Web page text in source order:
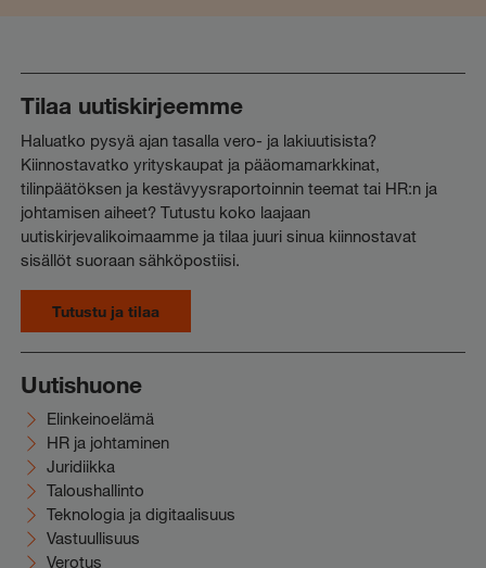
Tilaa uutiskirjeemme
Haluatko pysyä ajan tasalla vero- ja lakiuutisista?
Kiinnostavatko yrityskaupat ja pääomamarkkinat,
tilinpäätöksen ja kestävyysraportoinnin teemat tai HR:n ja
johtamisen aiheet? Tutustu koko laajaan
uutiskirjevalikoimaamme ja tilaa juuri sinua kiinnostavat
sisällöt suoraan sähköpostiisi.
Tutustu ja tilaa
Uutishuone
Elinkeinoelämä
HR ja johtaminen
Juridiikka
Taloushallinto
Teknologia ja digitaalisuus
Vastuullisuus
Verotus